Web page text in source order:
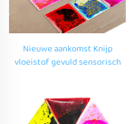
Nieuwe aankomst Knijp
vloeistof gevuld sensorisch
tactiel sensorisch speelgoed
voor autistische kinderen